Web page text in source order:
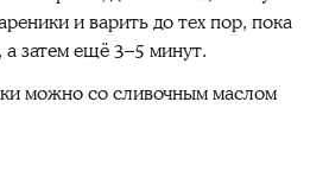
и варить до тех пор, пока
затем ещё 3–5 минут.
можно со сливочным маслом